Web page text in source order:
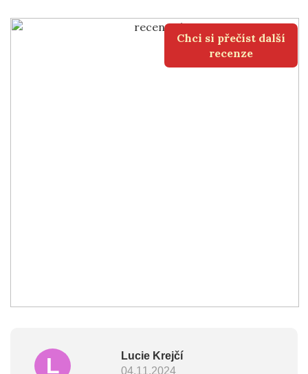
Chci si přečíst další
recenze
L
Lucie Krejčí
04.11.2024